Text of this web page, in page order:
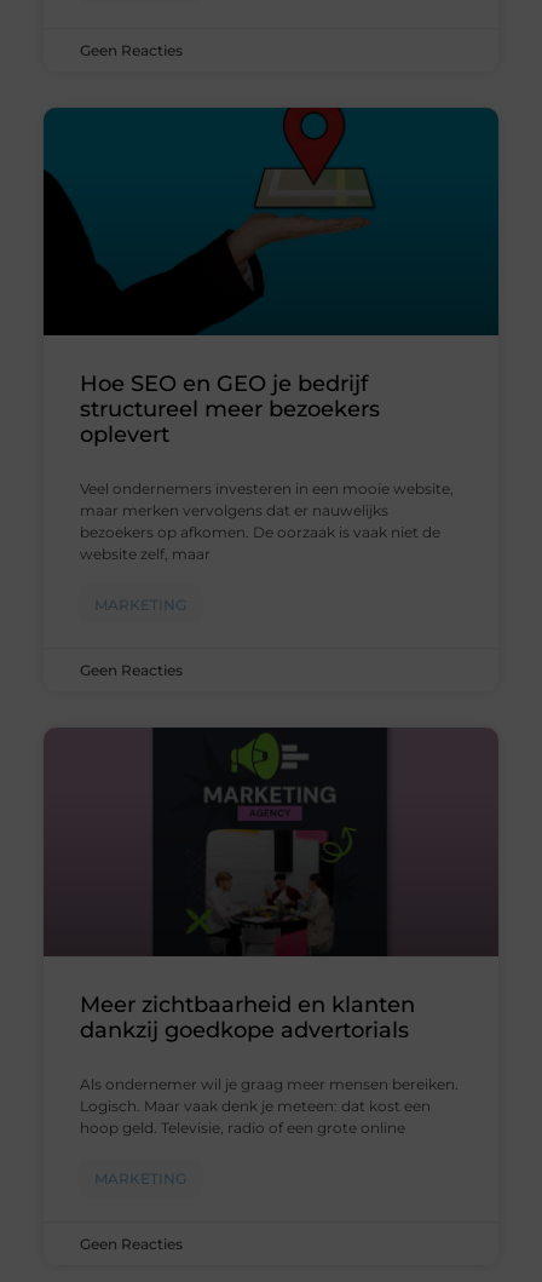
Geen Reacties
Hoe SEO en GEO je bedrijf
structureel meer bezoekers
oplevert
Veel ondernemers investeren in een mooie website,
maar merken vervolgens dat er nauwelijks
bezoekers op afkomen. De oorzaak is vaak niet de
website zelf, maar
MARKETING
Geen Reacties
Meer zichtbaarheid en klanten
dankzij goedkope advertorials
Als ondernemer wil je graag meer mensen bereiken.
Logisch. Maar vaak denk je meteen: dat kost een
hoop geld. Televisie, radio of een grote online
MARKETING
Geen Reacties